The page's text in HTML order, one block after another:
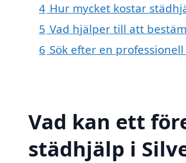
4 Hur mycket kostar
5 Vad hjälper till att
6 Sök efter en
Vad kan ett
städhjälp i